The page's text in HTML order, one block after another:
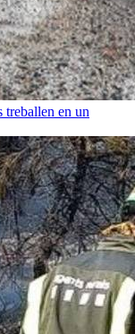
treballen en un